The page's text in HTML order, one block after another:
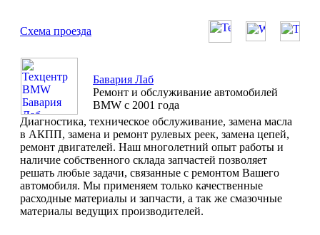
Схема проезда
Бавария Лаб
Ремонт и обслуживание автомобилей
BMW с 2001 года
Диагностика, техническое обслуживание, замена масла
в АКПП, замена и ремонт рулевых реек, замена цепей,
ремонт двигателей. Наш многолетний опыт работы и
наличие собственного склада запчастей позволяет
решать любые задачи, связанные с ремонтом Вашего
автомобиля. Мы применяем только качественные
расходные материалы и запчасти, а так же смазочные
материалы ведущих производителей.